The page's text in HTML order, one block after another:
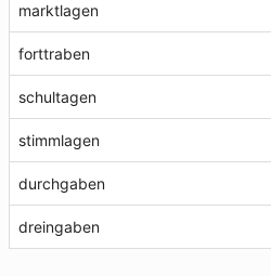
marktlagen
forttraben
schultagen
stimmlagen
durchgaben
dreingaben